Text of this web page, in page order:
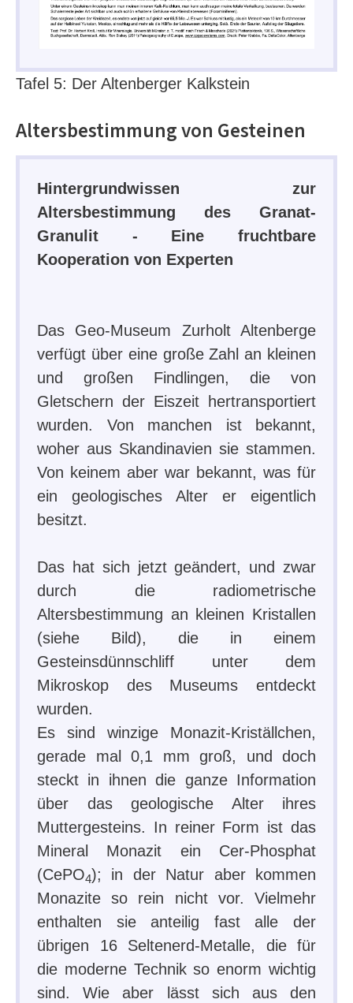
Tafel 5: Der Altenberger Kalkstein
Altersbestimmung von Gesteinen
Hintergrundwissen zur
Altersbestimmung des Granat-
Granulit - Eine fruchtbare
Kooperation von Experten
Das Geo-Museum Zurholt Altenberge
verfügt über eine große Zahl an kleinen
und großen Findlingen, die von
Gletschern der Eiszeit hertransportiert
wurden. Von manchen ist bekannt,
woher aus Skandinavien sie stammen.
Von keinem aber war bekannt, was für
ein geologisches Alter er eigentlich
besitzt.
Das hat sich jetzt geändert, und zwar
durch die radiometrische
Altersbestimmung an kleinen Kristallen
(siehe Bild), die in einem
Gesteinsdünnschliff unter dem
Mikroskop des Museums entdeckt
wurden.
Es sind winzige Monazit-Kriställchen,
gerade mal 0,1 mm groß, und doch
steckt in ihnen die ganze Information
über das geologische Alter ihres
Muttergesteins. In reiner Form ist das
Mineral Monazit ein Cer-Phosphat
(CePO4); in der Natur aber kommen
Monazite so rein nicht vor. Vielmehr
enthalten sie anteilig fast alle der
übrigen 16 Seltenerd-Metalle, die für
die moderne Technik so enorm wichtig
sind. Wie aber lässt sich aus den